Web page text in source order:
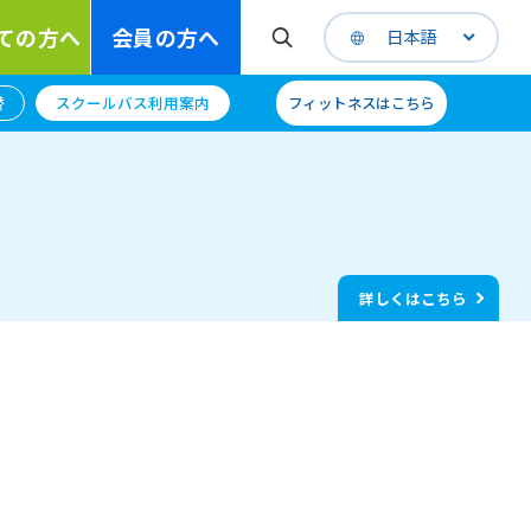
の方へ 会員の方へ 日本語
スクールバス利用案内 フィットネスはこちら
詳しくはこちら